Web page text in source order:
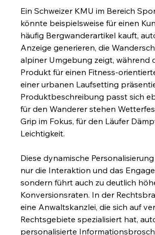
Ein Schweizer KMU im Bereich
könnte beispielsweise für einen
häufig Bergwanderartikel kauft,
Anzeige generieren, die
alpiner Umgebung zeigt, während
Produkt für einen Fitness-
einer urbanen Laufsetting
Produktbeschreibung passt sich
für den Wanderer stehen
Grip im Fokus, für den Läufer
Leichtigkeit.
Diese dynamische
nur die Interaktion und das
sondern führt auch zu deutlich
Konversionsraten. In der
eine Anwaltskanzlei, die sich auf
Rechtsgebiete spezialisiert hat,
personalisierte